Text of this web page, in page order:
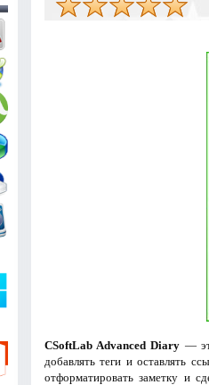
CSoftLab Advanced Diary —
добавлять теги и оставлять
отформатировать заметку и